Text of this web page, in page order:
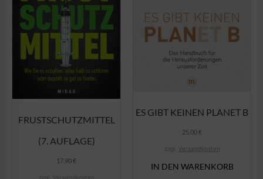
FRUSTSCHUTZMITTEL
(7. AUFLAGE)
17,90€
zzgl. Versandkosten
ES GIBT KEINEN PLANET B
25,00€
zzgl. Versandkosten
IN DEN WARENKORB